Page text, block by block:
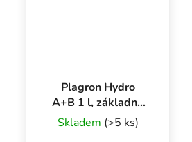
Plagron Hydro
A+B 1 l, základné
hnojivo na rast a
kvitnutie
Skladem (>5 ks)